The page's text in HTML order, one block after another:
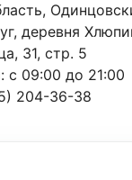
деревня
31, стр. 5
с 09:00 до 21:00
204-36-38